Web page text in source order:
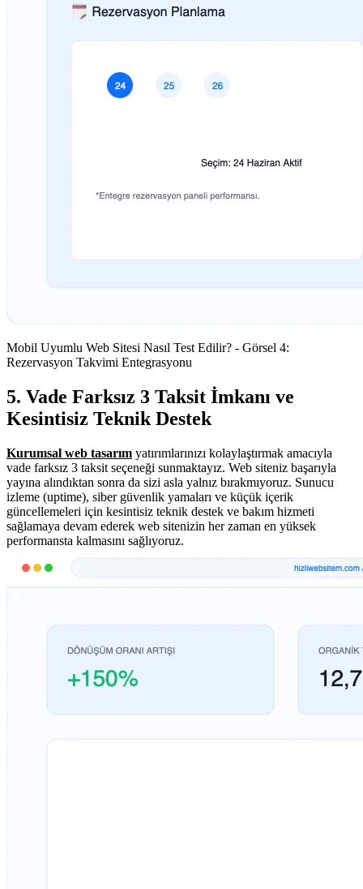
Mobil Uyumlu Web Sitesi Nasıl Test Edilir? - Görsel 4:
Rezervasyon Takvimi Entegrasyonu
5. Vade Farksız 3 Taksit İmkanı ve
Kesintisiz Teknik Destek
Kurumsal web tasarım yatırımlarınızı kolaylaştırmak amacıyla
vade farksız 3 taksit seçeneği sunmaktayız. Web siteniz başarıyla
yayına alındıktan sonra da sizi asla yalnız bırakmıyoruz. Sunucu
izleme (uptime), siber güvenlik yamaları ve küçük içerik
güncellemeleri için kesintisiz teknik destek ve bakım hizmeti
sağlamaya devam ederek web sitenizin her zaman en yüksek
performansta kalmasını sağlıyoruz.